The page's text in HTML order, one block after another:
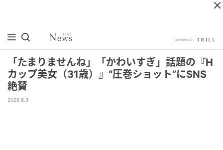
「たまりませんね」「かわいすぎ」話題の『H
カップ美女（31歳）』“圧巻ショット”にSNS
絶賛
2026.6.3